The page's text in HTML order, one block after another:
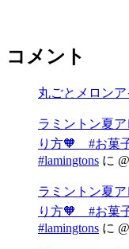
コメント
丸ごとメロン
ラミントン夏
り方🧡 #お菓
#lamingtons に
ラミントン夏
り方🧡 #お菓
#lamingtons に